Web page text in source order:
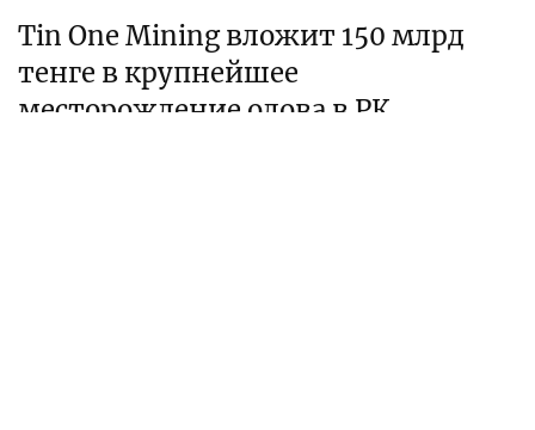
Tin One Mining вложит 150 млрд
тенге в крупнейшее
месторождение олова в РК